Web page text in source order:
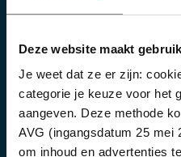
Deze website maakt
Je weet dat ze er zijn:
categorie je keuze voor het
aangeven. Deze methode
AVG (ingangsdatum 25 mei
om inhoud en advertenties
Zo werkt
Wat is
Lijfrente
Hoe veilig is